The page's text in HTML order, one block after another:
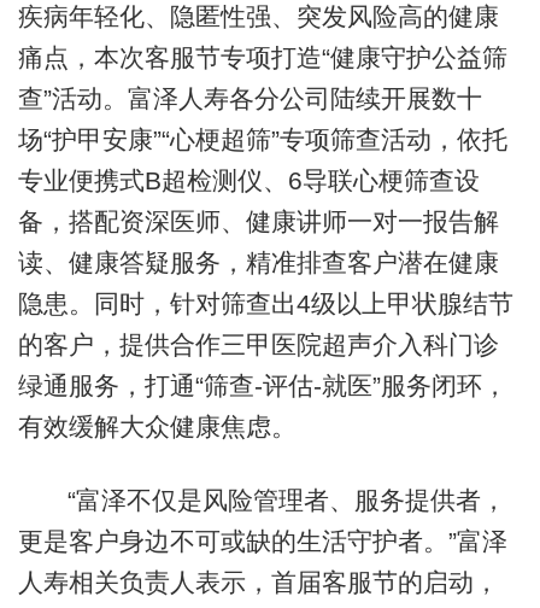
疾病年轻化、隐匿性强、突发风险高的健康
痛点，本次客服节专项打造“健康守护公益筛
查”活动。富泽人寿各分公司陆续开展数十
场“护甲安康”“心梗超筛”专项筛查活动，依托
专业便携式B超检测仪、6导联心梗筛查设
备，搭配资深医师、健康讲师一对一报告解
读、健康答疑服务，精准排查客户潜在健康
隐患。同时，针对筛查出4级以上甲状腺结节
的客户，提供合作三甲医院超声介入科门诊
绿通服务，打通“筛查-评估-就医”服务闭环，
有效缓解大众健康焦虑。
“富泽不仅是风险管理者、服务提供者，
更是客户身边不可或缺的生活守护者。”富泽
人寿相关负责人表示，首届客服节的启动，